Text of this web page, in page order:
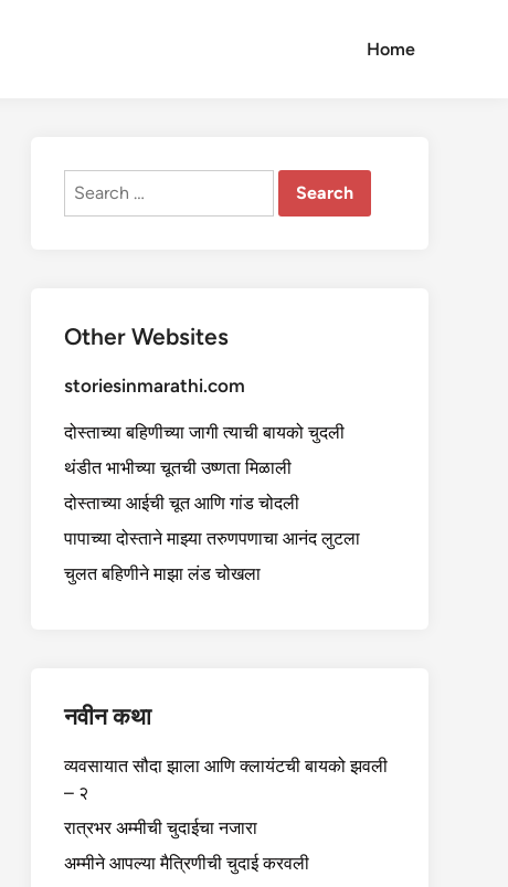
Home
Search
Other Websites
storiesinmarathi.com
दोस्ताच्या बहिणीच्या जागी त्याची बायको चुदली
थंडीत भाभीच्या चूतची उष्णता मिळाली
दोस्ताच्या आईची चूत आणि गांड चोदली
पापाच्या दोस्ताने माझ्या तरुणपणाचा आनंद लुटला
चुलत बहिणीने माझा लंड चोखला
नवीन कथा
व्यवसायात सौदा झाला आणि क्लायंटची बायको झवली
– २
रात्रभर अम्मीची चुदाईचा नजारा
अम्मीने आपल्या मैत्रिणीची चुदाई करवली